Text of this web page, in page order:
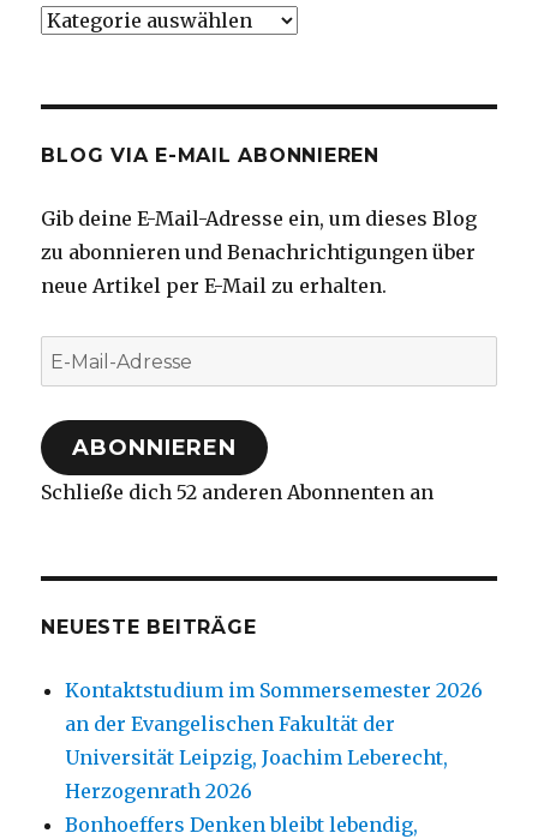
Kategorien
BLOG VIA E-MAIL ABONNIEREN
Gib deine E-Mail-Adresse ein, um dieses Blog
zu abonnieren und Benachrichtigungen über
neue Artikel per E-Mail zu erhalten.
E-
Mail-
Adresse
ABONNIEREN
Schließe dich 52 anderen Abonnenten an
NEUESTE BEITRÄGE
Kontaktstudium im Sommersemester 2026
an der Evangelischen Fakultät der
Universität Leipzig, Joachim Leberecht,
Herzogenrath 2026
Bonhoeffers Denken bleibt lebendig,